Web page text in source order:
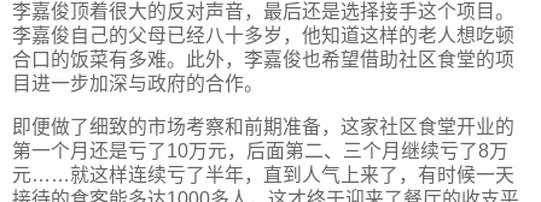
李嘉俊顶着很大的反对声音，最后还是选择接手这个项目。
李嘉俊自己的父母已经八十多岁，他知道这样的老人想吃顿
合口的饭菜有多难。此外，李嘉俊也希望借助社区食堂的项
目进一步加深与政府的合作。
即便做了细致的市场考察和前期准备，这家社区食堂开业的
第一个月还是亏了10万元，后面第二、三个月继续亏了8万
元……就这样连续亏了半年，直到人气上来了，有时候一天